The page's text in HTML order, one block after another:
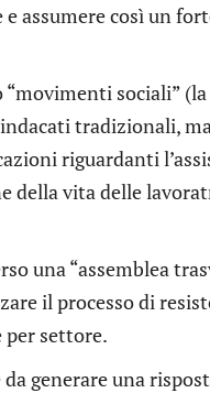
e assumere così un
sociali” (la
tradizionali,
riguardanti
della vita delle
una “assemblea
il processo di
per settore.
generare una